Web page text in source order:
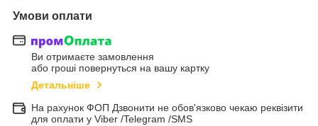
Умови оплати
Ви отримаєте замовлення
або гроші повернуться на вашу картку
Детальніше
На рахунок ФОП Дзвонити не обов'язково чекаю реквізити
для оплати у Viber /Telegram /SMS